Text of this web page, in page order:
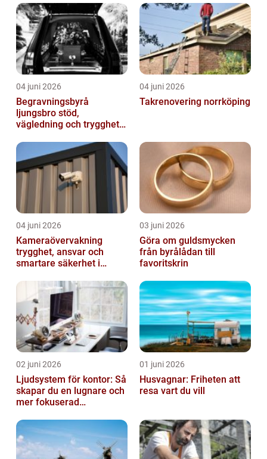
04 juni 2026
Begravningsbyrå
ljungsbro stöd,
vägledning och trygghet
04 juni 2026
Takrenovering norrköping
04 juni 2026
Kameraövervakning
trygghet, ansvar och
smartare säkerhet i
03 juni 2026
Göra om guldsmycken
från byrålådan till
favoritskrin
02 juni 2026
Ljudsystem för kontor: Så
skapar du en lugnare och
mer fokuserad
01 juni 2026
Husvagnar: Friheten att
resa vart du vill